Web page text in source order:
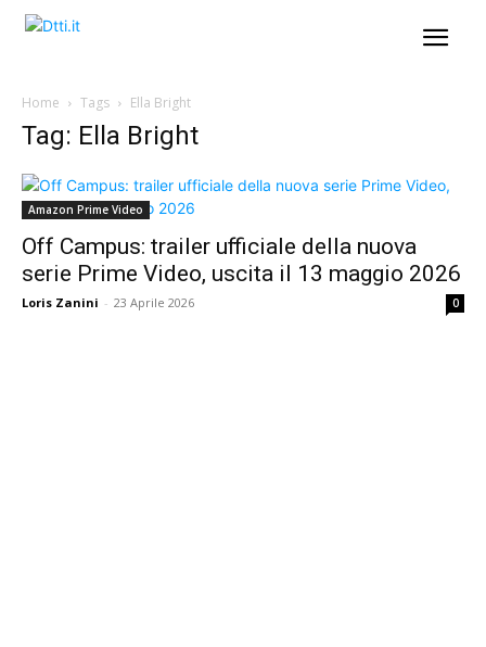
Home Tags Ella Bright
Tag: Ella Bright
Amazon Prime Video
Off Campus: trailer ufficiale della nuova
serie Prime Video, uscita il 13 maggio 2026
Loris Zanini - 23 Aprile 2026 0